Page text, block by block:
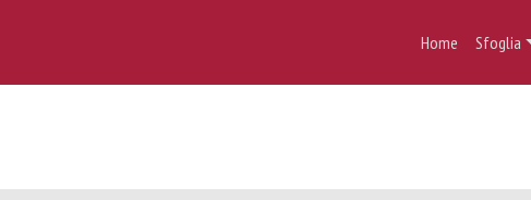
Home Sfoglia